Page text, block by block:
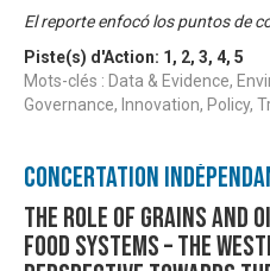
El reporte enfocó los puntos de
Piste(s) d'Action: 1 , 2, 3, 4, 5
Mots-clés : Data & Evidence,
Governance, Innovation, Policy,
Concertation
The role of grains and
Food Systems – The